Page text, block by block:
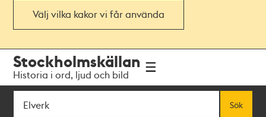
Välj vilka kakor vi får använda
navigationen
huvudinnehållet
Stockholmskällan
Historia i ord, ljud och bild
Sök
Sök